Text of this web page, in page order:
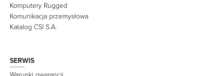
Komputery Rugged
Komunikacja przemysłowa
Katalog CSI S.A.
SERWIS